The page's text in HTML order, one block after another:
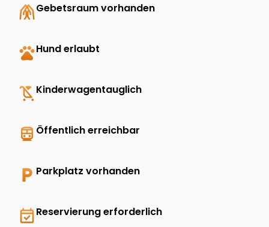
folded_handsGebetsraum vorhanden
petsHund erlaubt
child_friendly Kinderwagentauglich
directions_transit Öffentlich erreichbar
local_parking Parkplatz vorhanden
event_availableReservierung erforderlich